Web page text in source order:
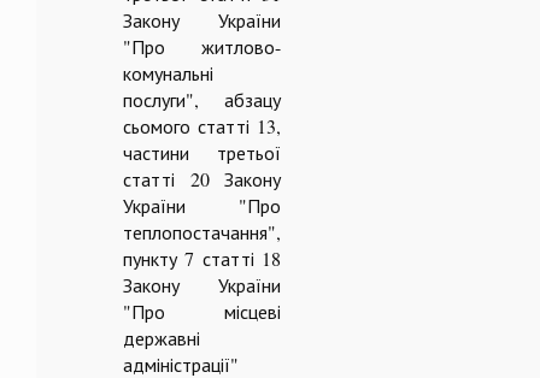
Закону України
"Про житлово-
комунальні
послуги", абзацу
сьомого статті 13,
частини третьої
статті 20 Закону
України "Про
теплопостачання",
пункту 7 статті 18
Закону України
"Про місцеві
державні
адміністрації"